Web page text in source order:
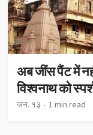
अब जींस पैंट में
विश्वनाथ को
जन. १३ 1 min read